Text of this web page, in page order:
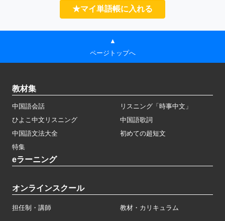
★マイ単語帳に入れる
▲
ページトップへ
教材集
中国語会話
リスニング「時事中文」
ひよこ中文リスニング
中国語歌詞
中国語文法大全
初めての超短文
特集
eラーニング
オンラインスクール
担任制・講師 教材・カリキュラム